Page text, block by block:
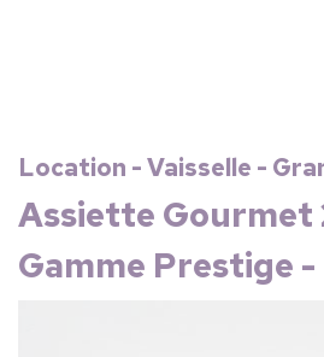
Location - Vaisselle -
Assiette Gourmet
Gamme Prestige -